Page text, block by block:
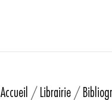
Accueil / Librairie/